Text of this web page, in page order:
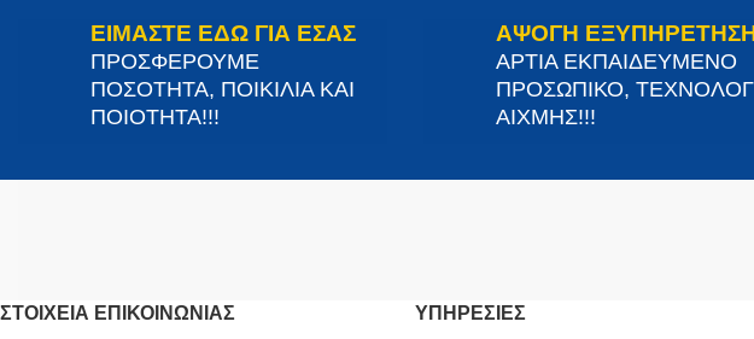
ΕΙΜΑΣΤΕ ΕΔΩ ΓΙΑ ΕΣΑΣ
ΠΡΟΣΦΕΡΟΥΜΕ
ΠΟΣΟΤΗΤΑ, ΠΟΙΚΙΛΙΑ ΚΑΙ
ΠΟΙΟΤΗΤΑ!!!
ΑΨΟΓΗ
ΑΡΤΙΑ ΕΚΠΑΙΔΕΥΜΕΝΟ
ΠΡΟΣΩΠΙΚΟ,
ΑΙΧΜΗΣ!!!
ΣΤΟΙΧΕΊΑ ΕΠΙΚΟΙΝΩΝΊΑΣ ΥΠΗΡΕΣΙΕΣ